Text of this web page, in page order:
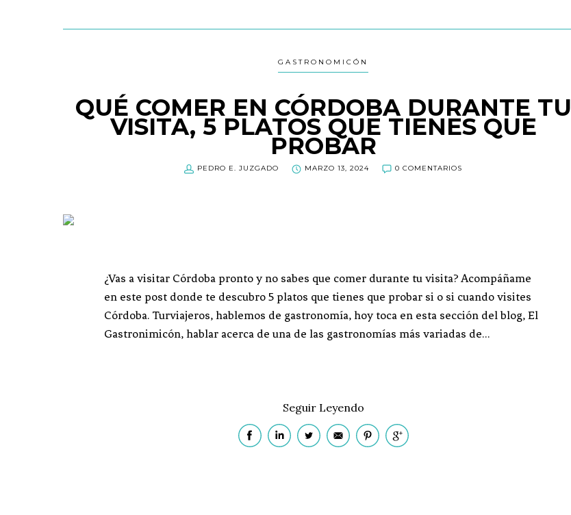
GASTRONOMICÓN
QUÉ COMER EN CÓRDOBA DURANTE TU
VISITA, 5 PLATOS QUE TIENES QUE
PROBAR
PEDRO E. JUZGADO MARZO 13, 2024 0 COMENTARIOS
¿Vas a visitar Córdoba pronto y no sabes que comer durante tu visita? Acompáñame
en este post donde te descubro 5 platos que tienes que probar si o si cuando visites
Córdoba. Turviajeros, hablemos de gastronomía, hoy toca en esta sección del blog, El
Gastronimicón, hablar acerca de una de las gastronomías más variadas de…
Seguir Leyendo